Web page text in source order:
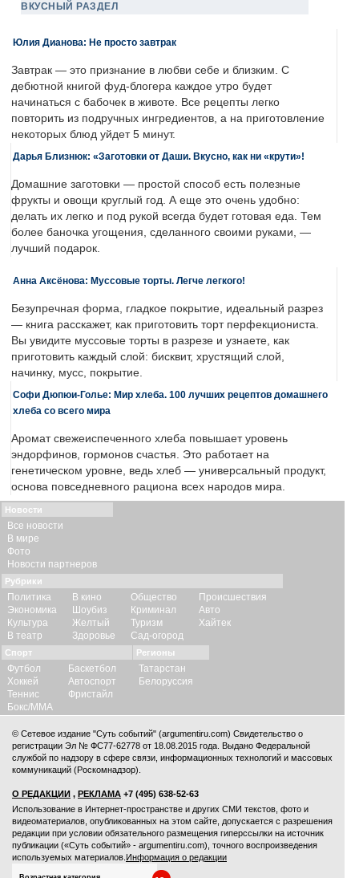
ВКУСНЫЙ РАЗДЕЛ
Юлия Дианова: Не просто завтрак
Завтрак — это признание в любви себе и близким. С
дебютной книгой фуд-блогера каждое утро будет
начинаться с бабочек в животе. Все рецепты легко
повторить из подручных ингредиентов, а на приготовление
некоторых блюд уйдет 5 минут.
Дарья Близнюк: «Заготовки от Даши. Вкусно, как ни «крути»!
Домашние заготовки — простой способ есть полезные
фрукты и овощи круглый год. А еще это очень удобно:
делать их легко и под рукой всегда будет готовая еда. Тем
более баночка угощения, сделанного своими руками, —
лучший подарок.
Анна Аксёнова: Муссовые торты. Легче легкого!
Безупречная форма, гладкое покрытие, идеальный разрез
— книга расскажет, как приготовить торт перфекциониста.
Вы увидите муссовые торты в разрезе и узнаете, как
приготовить каждый слой: бисквит, хрустящий слой,
начинку, мусс, покрытие.
Софи Дюпюи-Голье: Мир хлеба. 100 лучших рецептов домашнего
хлеба со всего мира
Аромат свежеиспеченного хлеба повышает уровень
эндорфинов, гормонов счастья. Это работает на
генетическом уровне, ведь хлеб — универсальный продукт,
основа повседневного рациона всех народов мира.
Новости
Все новости
В мире
Фото
Новости партнеров
Рубрики
Политика
Экономика
Культура
В театр
В кино
Шоубиз
Желтый
Здоровье
Общество
Криминал
Туризм
Сад-огород
Происшествия
Авто
Хайтек
Спорт
Футбол
Хоккей
Теннис
Бокс/ММА
Баскетбол
Автоспорт
Фристайл
Регионы
Татарстан
Белоруссия
© Сетевое издание "Суть событий" (argumentiru.com) Свидетельство о
регистрации Эл № ФС77-62778 от 18.08.2015 года. Выдано Федеральной
службой по надзору в сфере связи, информационных технологий и массовых
коммуникаций (Роскомнадзор).
О РЕДАКЦИИ , РЕКЛАМА +7 (495) 638-52-63
Использование в Интернет-пространстве и других СМИ текстов, фото и
видеоматериалов, опубликованных на этом сайте, допускается с разрешения
редакции при условии обязательного размещения гиперссылки на источник
публикации («Суть событий» - argumentiru.com), точного воспроизведения
используемых материалов. Информация о редакции